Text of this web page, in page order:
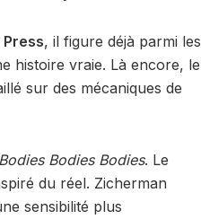
, il figure déjà parmi les
histoire vraie. Là encore, le
sur des mécaniques de
Bodies Bodies Bodies. Le
du réel. Zicherman
sensibilité plus